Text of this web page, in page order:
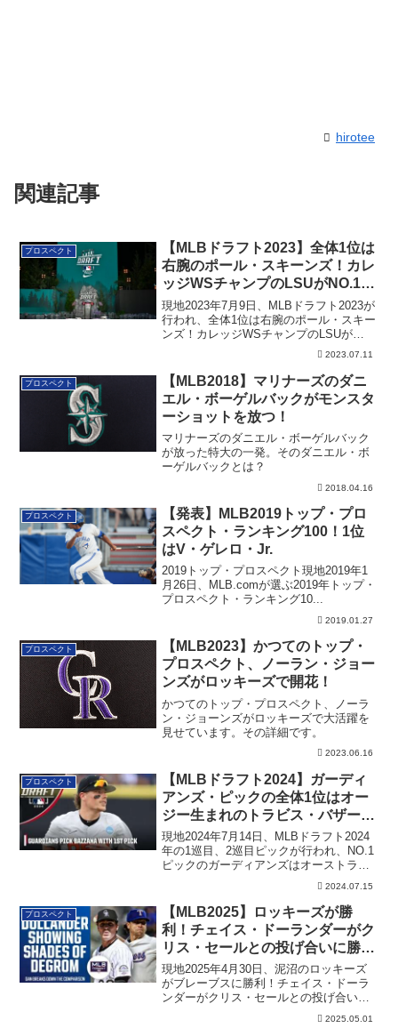
hirotee
関連記事
プロスペクト
【MLBドラフト2023】全体1位は
右腕のポール・スキーンズ！カレ
ッジWSチャンプのLSUがNO.1-2
を独占！
現地2023年7月9日、MLBドラフト2023が
行われ、全体1位は右腕のポール・スキー
ンズ！カレッジWSチャンプのLSUが
NO.1-2を独占しました。２巡目までのリ
2023.07.11
プロスペクト
【MLB2018】マリナーズのダニ
エル・ボーゲルバックがモンスタ
ーショットを放つ！
マリナーズのダニエル・ボーゲルバック
が放った特大の一発。そのダニエル・ボ
ーゲルバックとは？
2018.04.16
プロスペクト
【発表】MLB2019トップ・プロ
スペクト・ランキング100！1位
はV・ゲレロ・Jr.
2019トップ・プロスペクト現地2019年1
月26日、MLB.comが選ぶ2019年トップ・
プロスペクト・ランキング10...
2019.01.27
プロスペクト
【MLB2023】かつてのトップ・
プロスペクト、ノーラン・ジョー
ンズがロッキーズで開花！
かつてのトップ・プロスペクト、ノーラ
ン・ジョーンズがロッキーズで大活躍を
見せています。その詳細です。
2023.06.16
プロスペクト
【MLBドラフト2024】ガーディ
アンズ・ピックの全体1位はオー
ジー生まれのトラビス・バザー
ナ！2Bでは史上初
現地2024年7月14日、MLBドラフト2024
年の1巡目、2巡目ピックが行われ、NO.1
ピックのガーディアンズはオーストラリ
ア生まれのトラビス・バザーナを指名。
2024.07.15
プロスペクト
【MLB2025】ロッキーズが勝
利！チェイス・ドーランダーがク
リス・セールとの投げ合いに勝
利！
現地2025年4月30日、泥沼のロッキーズ
がブレーブスに勝利！チェイス・ドーラ
ンダーがクリス・セールとの投げ合いを
2025.05.01